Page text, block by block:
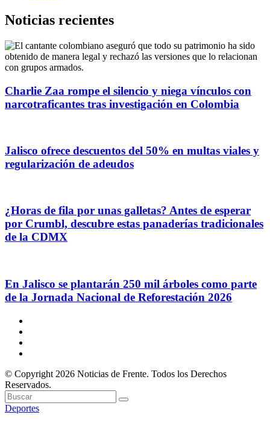
Noticias recientes
Charlie Zaa rompe el silencio y niega vínculos con
narcotraficantes tras investigación en Colombia
Jalisco ofrece descuentos del 50% en multas viales y
regularización de adeudos
¿Horas de fila por unas galletas? Antes de esperar
por Crumbl, descubre estas panaderías tradicionales
de la CDMX
En Jalisco se plantarán 250 mil árboles como parte
de la Jornada Nacional de Reforestación 2026
© Copyright 2026 Noticias de Frente. Todos los Derechos
Reservados.
Deportes